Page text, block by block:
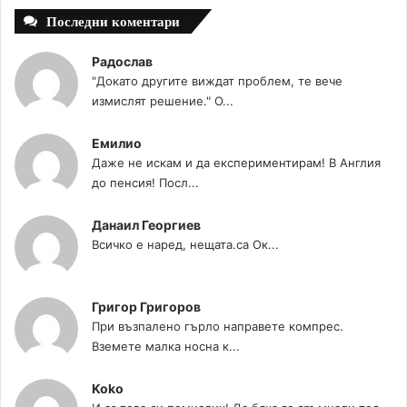
Последни коментари
Радослав
"Докато другите виждат проблем, те вече
измислят решение." О...
Емилио
Даже не искам и да експериментирам! В Англия
до пенсия! Посл...
Данаил Георгиев
Всичко е наред, нещата.са Ок...
Григор Григоров
При възпалено гърло направете компрес.
Вземете малка носна к...
Koko